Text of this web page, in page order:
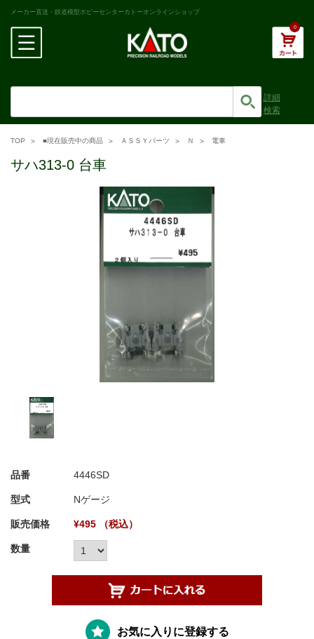
メーカー直送・鉄道模型ホビーセンターカトーオンラインショップ
0
詳細
検索
TOP ■現在販売中の商品 ＡＳＳＹパーツ Ｎ 電車
サハ313-0 台車
品番 4446SD
型式 Nゲージ
販売価格 ¥495 （税込）
数量
お気に入りに登録する